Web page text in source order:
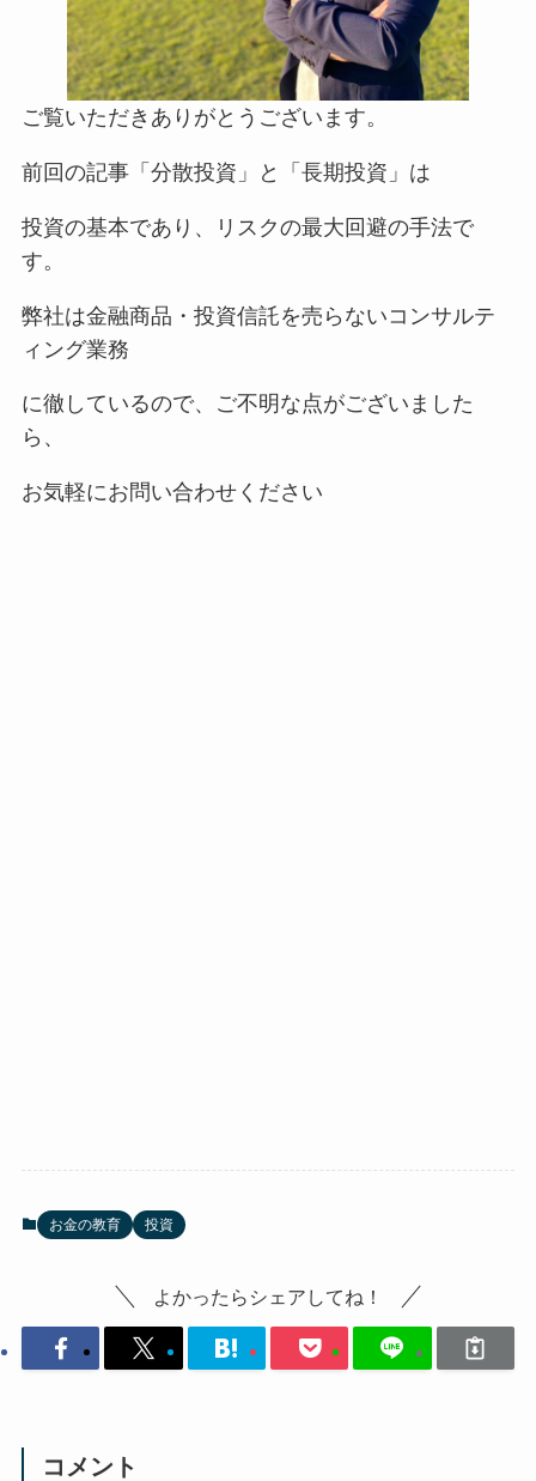
ご覧いただきありがとうございます。
前回の記事「分散投資」と「長期投資」は
投資の基本であり、リスクの最大回避の手法で
す。
弊社は金融商品・投資信託を売らないコンサルテ
ィング業務
に徹しているので、ご不明な点がございました
ら、
お気軽にお問い合わせください
お金の教育 投資
よかったらシェアしてね！
コメント